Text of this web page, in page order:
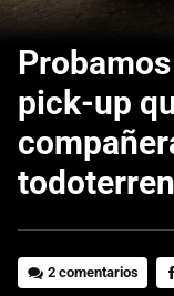
pick-up
2 comentarios